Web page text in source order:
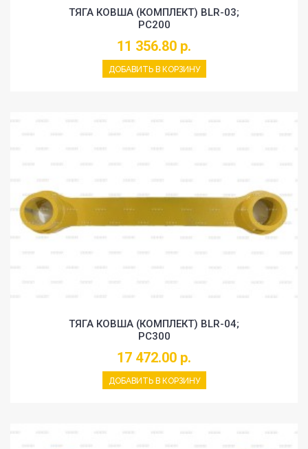
ТЯГА КОВША (КОМПЛЕКТ) BLR-03;
PC200
11 356.80 р.
ДОБАВИТЬ В КОРЗИНУ
ТЯГА КОВША (КОМПЛЕКТ) BLR-04;
PC300
17 472.00 р.
ДОБАВИТЬ В КОРЗИНУ